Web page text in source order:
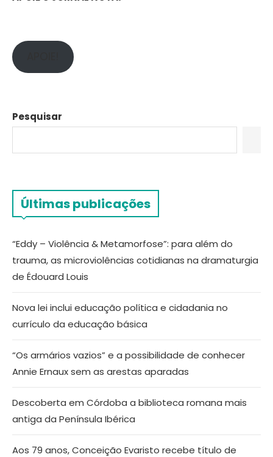
Pesquisar
Últimas publicações
“Eddy – Violência & Metamorfose”: para além do
trauma, as microviolências cotidianas na dramaturgia
de Édouard Louis
Nova lei inclui educação política e cidadania no
currículo da educação básica
“Os armários vazios” e a possibilidade de conhecer
Annie Ernaux sem as arestas aparadas
Descoberta em Córdoba a biblioteca romana mais
antiga da Península Ibérica
Aos 79 anos, Conceição Evaristo recebe título de